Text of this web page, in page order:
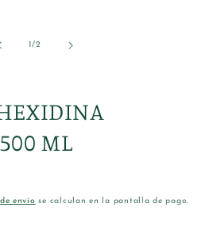
1/de
2
ML
envío se calculan en la pantalla de pago.